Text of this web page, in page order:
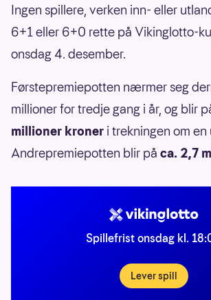
Ingen spillere, verken inn- eller
6+1 eller 6+0 rette på Vikinglotto-
onsdag 4. desember.
Førstepremiepotten nærmer seg
millioner for tredje gang i år, og blir
millioner kroner i trekningen om en
Andrepremiepotten blir på ca. 2,7
Spillefrist onsdag kl.
Lever spill